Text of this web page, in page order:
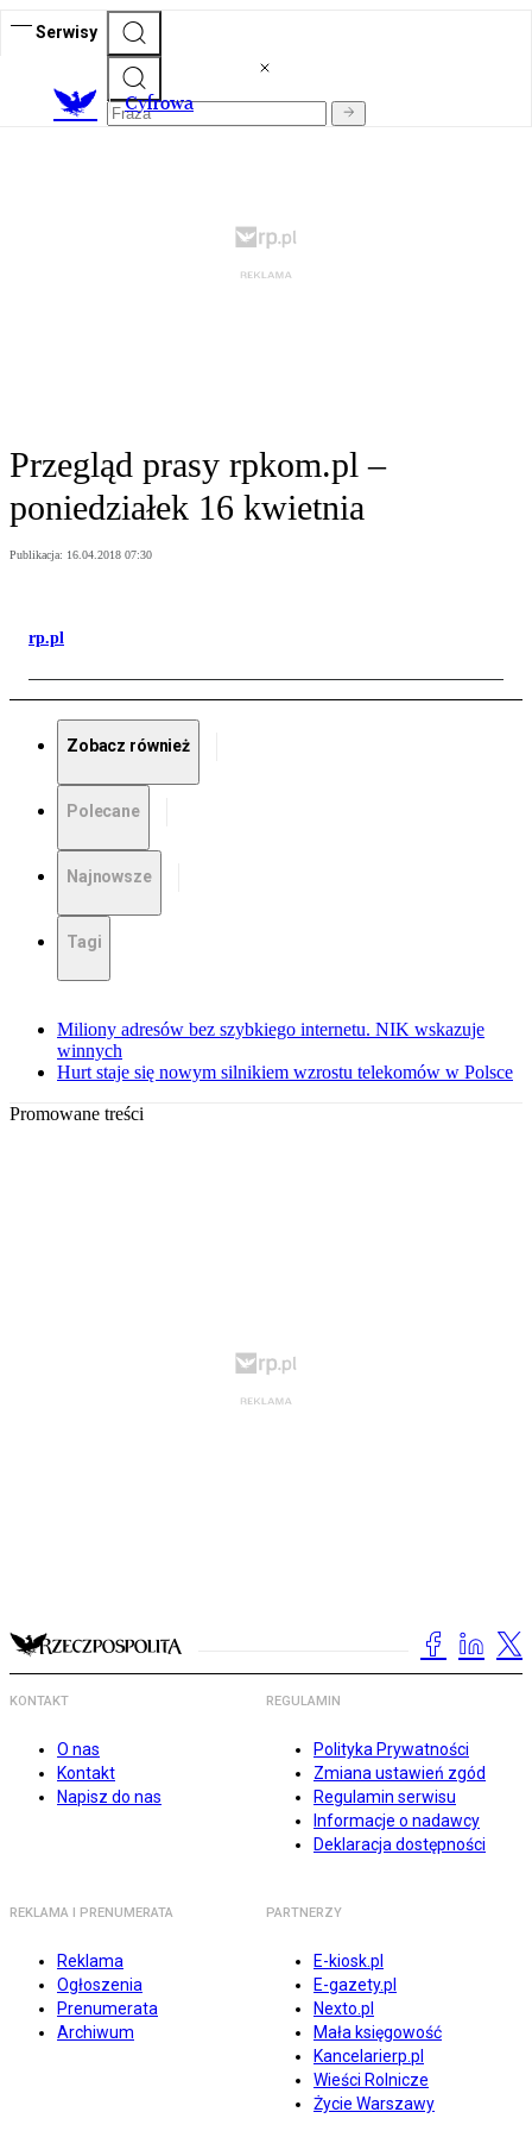
Serwisy
Cyfrowa
Przegląd prasy rpkom.pl –
poniedziałek 16 kwietnia
Publikacja: 16.04.2018 07:30
rp.pl
Zobacz również
Polecane
Najnowsze
Tagi
Miliony adresów bez szybkiego internetu. NIK wskazuje
winnych
Hurt staje się nowym silnikiem wzrostu telekomów w Polsce
Promowane treści
KONTAKT
O nas
Kontakt
Napisz do nas
REGULAMIN
Polityka Prywatności
Zmiana ustawień zgód
Regulamin serwisu
Informacje o nadawcy
Deklaracja dostępności
REKLAMA I PRENUMERATA
Reklama
Ogłoszenia
Prenumerata
Archiwum
PARTNERZY
E-kiosk.pl
E-gazety.pl
Nexto.pl
Mała księgowość
Kancelarierp.pl
Wieści Rolnicze
Życie Warszawy